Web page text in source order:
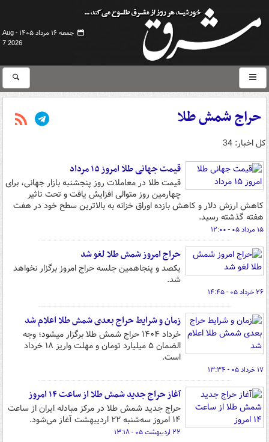
جمعه ۱۶ مرداد ۱۴۰۵ -
Aug
7 2026
حراج شمش طلا
کل اخبار: 34
قیمت جهانی طلا امروز ۱۵ مرداد
قیمت طلا در معاملات روز پنجشنبه بازار جهانی، برای
چهارمین روز متوالی افزایش یافت و تحت تاثیر
کاهش ارزش دلار و کاهش بازده اوراق خزانه‌ به بالاترین سطح خود در هفت
هفته گذشته رسید.
۱۵ مرداد ۰۵ - ۱۲:۰۰
حراج امروز شمش طلا لغو شد
یکصد و پنجاهمین جلسه حراج امروز برگزار نخواهد
شد.
۲۶ خرداد ۰۵ - ۱۴:۴۵
زمان و شرایط حراج بعدی شمش طلا اعلام شد
خرداد ۱۴۰۴ حراج شمش طلا برگزار میشود؛ وجه
الضمان ۵ میلیارد تومان و مهلت واریز ۱۸ خرداد
است.
۱۷ خرداد ۰۵ - ۱۳:۳۴
آغاز حراج جدید شمش طلا از ساعت ۱۴ امروز
حراج جدید شمش طلا در مرکز مبادله ایران از ساعت
۱۴ امروز سه‌شنبه ۲۲ اردیبهشت آغاز می‌شود.
۲۲ اردیبهشت ۰۵ - ۱۳:۱۸